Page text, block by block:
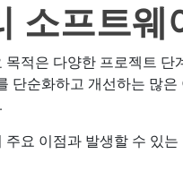
소프트웨
적은 다양한 프로젝트
단순화하고 개선하는 많
요 이점과 발생할 수 있